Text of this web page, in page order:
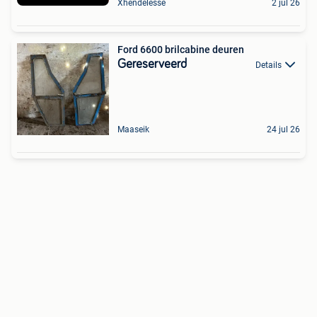
Xhendelesse 2 jul 26
Ford 6600 brilcabine deuren
Gereserveerd Details
Maaseik 24 jul 26